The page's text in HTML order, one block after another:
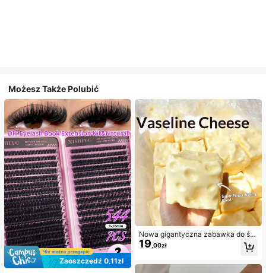
Możesz Także Polubić
Zaoszczędź 0,11zł
Nowa gigantyczna zabawka do ści
skania w kształcie sera z nadzienie
m, kwadratowa piłka serowa do ści
a, powolne odbijanie, obudowa z T
19,00zł